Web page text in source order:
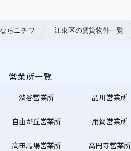
らニチワ 江東区の賃貸物件一覧
営業所一覧
渋谷営業所 品川営業所
自由が丘営業所 用賀営業所
高田馬場営業所 高円寺営業所